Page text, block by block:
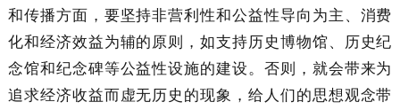
和传播方面，要坚持非营利性和公益性导向为主、消费
化和经济效益为辅的原则，如支持历史博物馆、历史纪
念馆和纪念碑等公益性设施的建设。否则，就会带来为
追求经济收益而虚无历史的现象，给人们的思想观念带